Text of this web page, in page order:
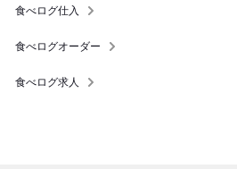
食べログ仕入
食べログオーダー
食べログ求人